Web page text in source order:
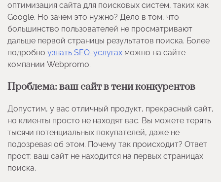
оптимизация сайта для поисковых систем, таких как
Google. Но зачем это нужно? Дело в том, что
большинство пользователей не просматривают
дальше первой страницы результатов поиска. Более
подробно узнать SEO-услугах можно на сайте
компании Webpromo.
Проблема: ваш сайт в тени конкурентов
Допустим, у вас отличный продукт, прекрасный сайт,
но клиенты просто не находят вас. Вы можете терять
тысячи потенциальных покупателей, даже не
подозревая об этом. Почему так происходит? Ответ
прост: ваш сайт не находится на первых страницах
поиска.